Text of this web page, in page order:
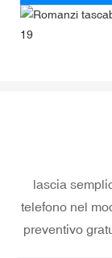
lascia
telefono nel
preventivo